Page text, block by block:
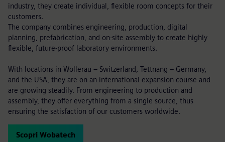
industry, they create individual, flexible room concepts for their
customers.
The company combines engineering, production, digital
planning, prefabrication, and on-site assembly to create highly
flexible, future-proof laboratory environments.
With locations in Wollerau – Switzerland, Tettnang – Germany,
and the USA, they are on an international expansion course and
are growing steadily. From engineering to production and
assembly, they offer everything from a single source, thus
ensuring the satisfaction of our customers worldwide.
Scopri Wobatech